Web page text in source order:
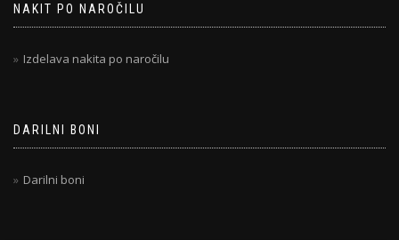
NAKIT PO NAROČILU
Izdelava nakita po naročilu
DARILNI BONI
Darilni boni